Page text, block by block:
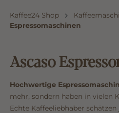
Kaffee24 Shop
Espressomaschinen
Ascaso
Hochwertige
mehr, sondern haben in vielen
Echte Kaffeeliebhaber